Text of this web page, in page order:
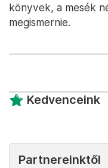
könyvek, a mesék
megismernie.
Kedvenceink
Partnereinktől